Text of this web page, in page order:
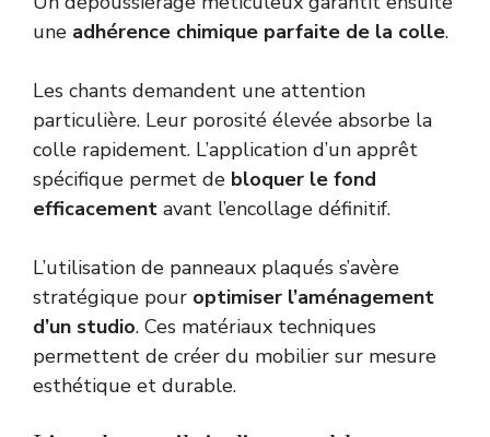
une adhérence chimique parfaite de la colle.
Les chants demandent une attention
particulière. Leur porosité élevée absorbe la
colle rapidement. L’application d’un apprêt
spécifique permet de bloquer le fond
efficacement avant l’encollage définitif.
L’utilisation de panneaux plaqués s’avère
stratégique pour optimiser l’aménagement
d’un studio. Ces matériaux techniques
permettent de créer du mobilier sur mesure
esthétique et durable.